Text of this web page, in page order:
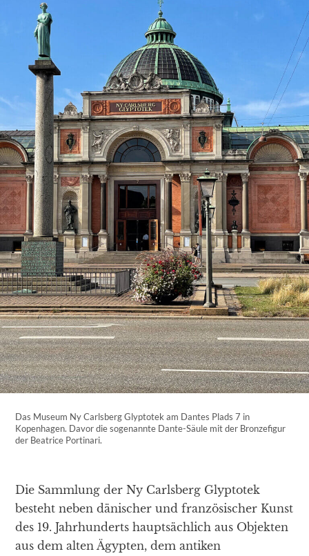
Das Museum Ny Carlsberg Glyptotek am Dantes Plads 7 in
Kopenhagen. Davor die sogenannte Dante-Säule mit der Bronzefigur
der Beatrice Portinari.
Die Sammlung der Ny Carlsberg Glyptotek
besteht neben dänischer und französischer Kunst
des 19. Jahrhunderts hauptsächlich aus Objekten
aus dem alten Ägypten, dem antiken